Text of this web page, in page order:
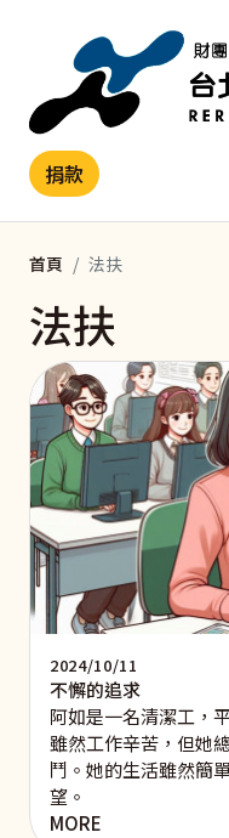
捐款
首頁 法扶
法扶
2024/10/11
不懈的追求
阿如是一名清潔工，
雖然工作辛苦，但她
鬥。她的生活雖然簡
望。
MORE